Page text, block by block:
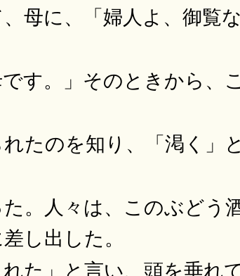
母に、「婦人よ、御覧
す。」そのときから、
たのを知り、「渇く」
。人々は、このぶどう
し出した。
た」と言い、頭を垂れ